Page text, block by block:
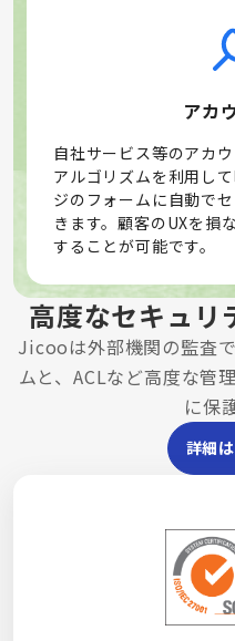
アカ
自社サービス等のアカ
アルゴリズムを利用し
ジのフォームに自動で
きます。顧客のUXを損
することが可能です。
高度なセキュリ
Jicooは外部機関の監査
ムと、ACLなど高度な管
に保
詳細